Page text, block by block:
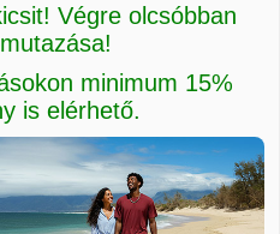
Végre olcsóbban
minimum 15%
is elérhető.